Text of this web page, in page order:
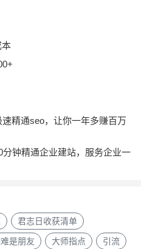
本
精通seo，让你一年多赚百万
钟精通企业建站，服务企业一
君志日收获清单
是朋友 大师指点 引流